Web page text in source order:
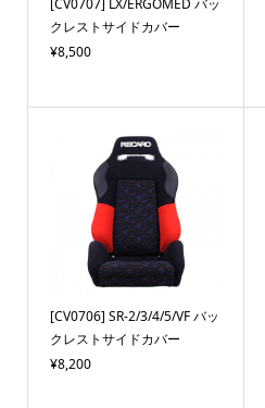
クレストサイドカバー
¥8,500
[CV0706] SR-2/3/4/5/VF バッ
クレストサイドカバー
¥8,200